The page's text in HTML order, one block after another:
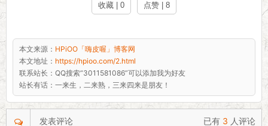
喔」博客网
收藏 | 0 点赞 | 8
本文来源： HPiOO「嗨皮喔」博客网
本文地址： https://hpioo.com/2.html
联系站长： QQ搜索“3011581086”可以添加我为好友
站长有话： 一来生，二来熟，三来四来是朋友！
发表评论 已有 3 人评论